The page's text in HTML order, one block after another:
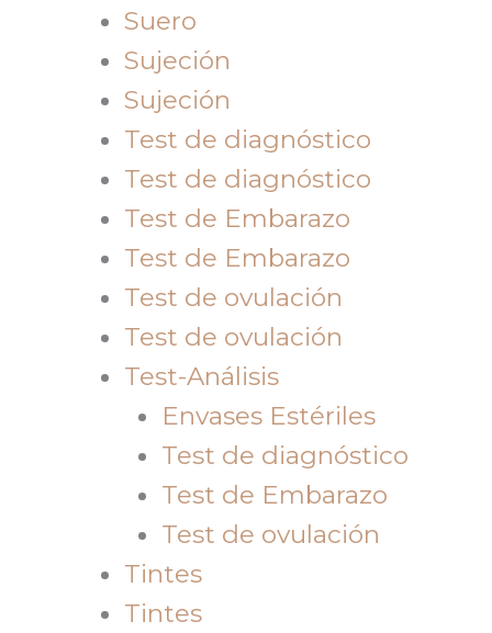
Suero
Sujeción
Sujeción
Test de diagnóstico
Test de diagnóstico
Test de Embarazo
Test de Embarazo
Test de ovulación
Test de ovulación
Test-Análisis
Envases Estériles
Test de diagnóstico
Test de Embarazo
Test de ovulación
Tintes
Tintes